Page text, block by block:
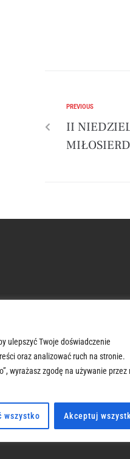
ulepszyć Twoje doświadczenie
oraz analizować ruch na stronie.
wyrażasz zgodę na używanie przez
wszystko Akceptuj
PREVIOUS
II
0322 6206